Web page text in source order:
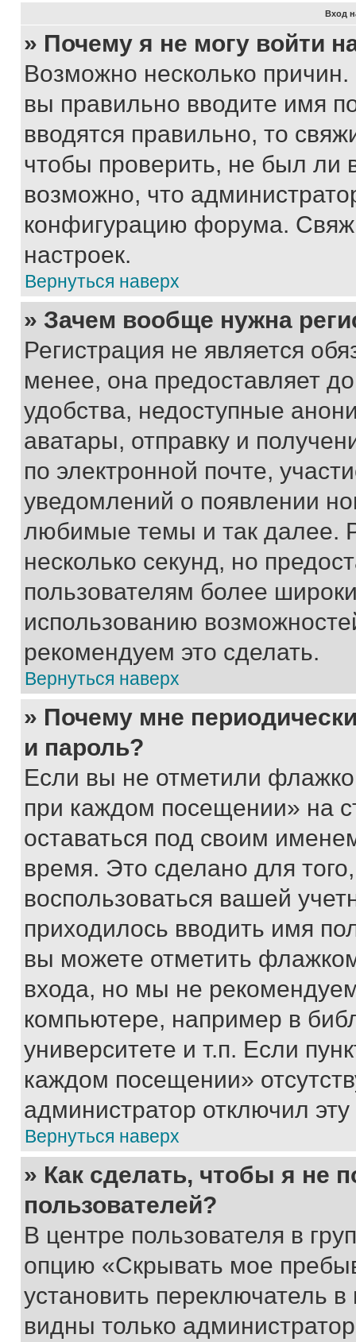
Вход
» Почему я не могу войти
Возможно несколько
вы правильно вводите имя
вводятся правильно, то
чтобы проверить, не был ли
возможно, что
конфигурацию форума.
настроек.
Вернуться наверх
» Зачем вообще нужна
Регистрация не является
менее, она предоставляет
удобства, недоступные
аватары, отправку и
по электронной почте,
уведомлений о появлении
любимые темы и так далее.
несколько секунд, но
пользователям более
использованию
рекомендуем это сделать.
Вернуться наверх
» Почему мне
и пароль?
Если вы не отметили
при каждом посещении» на
оставаться под своим
время. Это сделано для
воспользоваться вашей
приходилось вводить имя
вы можете отметить
входа, но мы не
компьютере, например в
университете и т.п. Если
каждом посещении»
администратор отключил
Вернуться наверх
» Как сделать, чтобы я не
пользователей?
В центре пользователя в
опцию «Скрывать мое
установить переключатель
видны только